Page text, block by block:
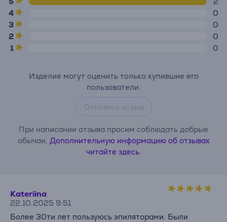
4
0
3
0
2
0
1
0
Изделие могут оценить только купившие его
пользователи.
При написании отзыва просим соблюдать добрые
обычаи. Дополнительную информацию об отзывах
читайте здесь.
Kateriina
22.10.2025 9:51
Более 30ти лет пользуюсь эпиляторами. Были